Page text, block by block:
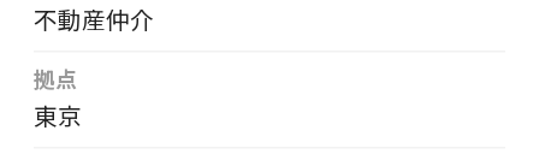
不動産仲介
拠点
東京